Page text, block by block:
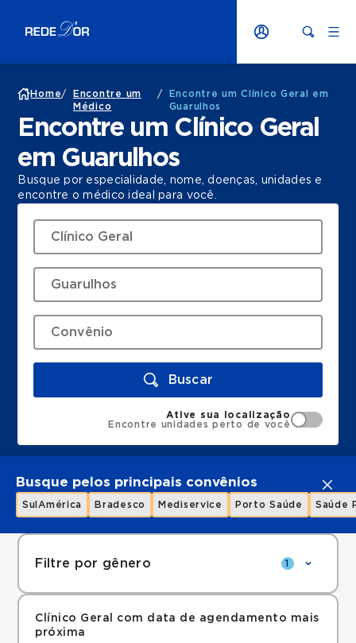
Home/
Encontre um
Médico
/
Encontre um Clínico Geral em
Guarulhos
Encontre um Clínico Geral
em Guarulhos
Busque por especialidade, nome, doenças, unidades e
encontre o médico ideal para você.
Buscar
Ative sua localização
Encontre unidades perto de você
Busque pelos principais convênios
SulAmérica Bradesco Mediservice Porto Saúde Saúde
Filtre por gênero 1
Clínico Geral com data de agendamento mais
próxima